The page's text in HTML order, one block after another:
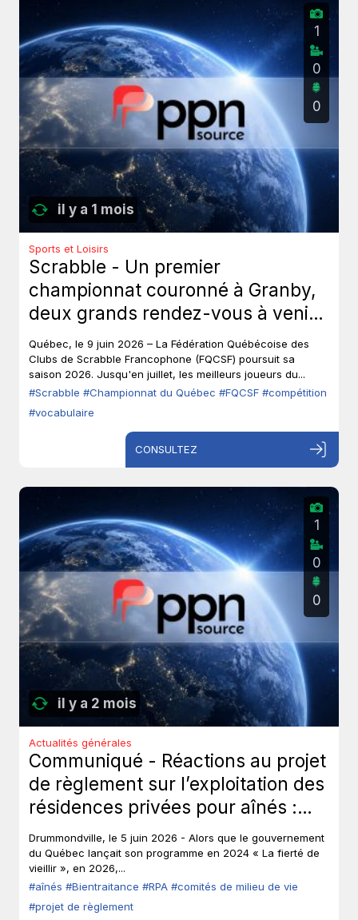
il y a 1 mois
1
0
0
Sports et Loisirs
Scrabble - Un premier
championnat couronné à Granby,
deux grands rendez-vous à venir
au Québec.
Québec, le 9 juin 2026 – La Fédération Québécoise des
Clubs de Scrabble Francophone (FQCSF) poursuit sa
saison 2026. Jusqu'en juillet, les meilleurs joueurs du...
#Scrabble #Championnat du Québec #FQCSF #compétition
#vocabulaire
CONSULTEZ
il y a 2 mois
1
0
0
Actualités générales
Communiqué - Réactions au projet
de règlement sur l’exploitation des
résidences privées pour aînés :
Les aînés ont-ils toujours leur droit
de parole?
Drummondville, le 5 juin 2026 - Alors que le gouvernement
du Québec lançait son programme en 2024 « La fierté de
vieillir », en 2026,...
#aînés #Bientraitance #RPA #comités de milieu de vie
#projet de règlement